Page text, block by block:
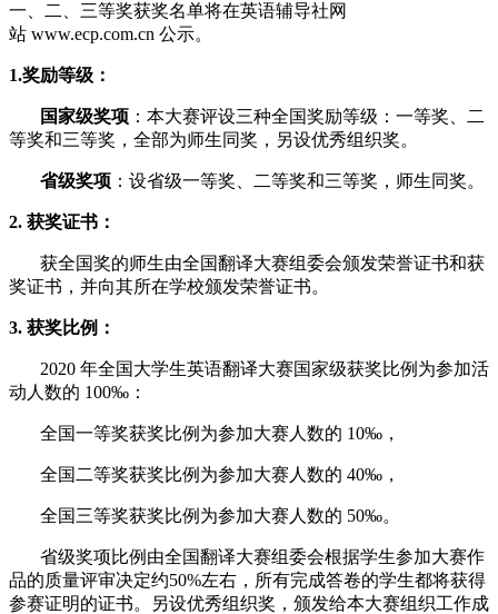
一、二、三等奖获奖名单将在英语辅导社网
站 www.ecp.com.cn 公示。
1.奖励等级：
国家级奖项 ：本大赛评设三种全国奖励等级：一等奖、二
等奖和三等奖，全部为师生同奖，另设优秀组织奖。
省级奖项 ：设省级一等奖、二等奖和三等奖，师生同奖。
2. 获奖证书：
获全国奖的师生由全国翻译大赛组委会颁发荣誉证书和获
奖证书，并向其所在学校颁发荣誉证书。
3. 获奖比例：
2020 年全国大学生英语翻译大赛国家级获奖比例为参加活
动人数的 100‰：
全国一等奖获奖比例为参加大赛人数的 10‰，
全国二等奖获奖比例为参加大赛人数的 40‰，
全国三等奖获奖比例为参加大赛人数的 50‰。
省级奖项比例由全国翻译大赛组委会根据学生参加大赛作
品的质量评审决定约50%左右，所有完成答卷的学生都将获得
参赛证明的证书。另设优秀组织奖，颁发给本大赛组织工作成